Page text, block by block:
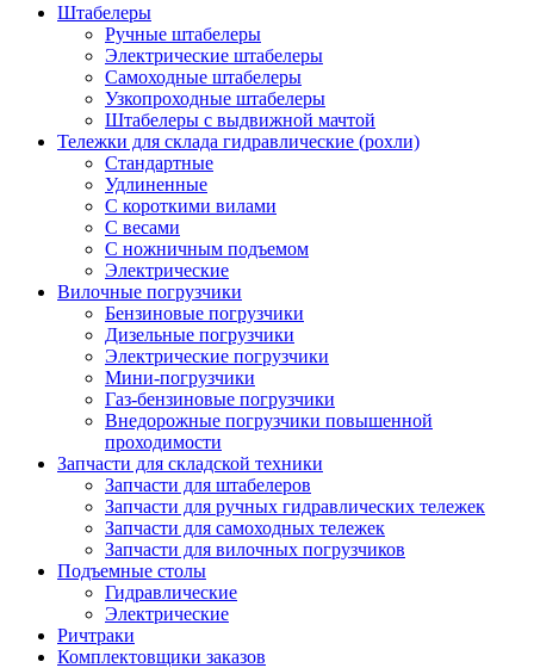
Штабелеры
Ручные штабелеры
Электрические штабелеры
Самоходные штабелеры
Узкопроходные штабелеры
Штабелеры с выдвижной мачтой
Тележки для склада гидравлические (рохли)
Стандартные
Удлиненные
С короткими вилами
С весами
С ножничным подъемом
Электрические
Вилочные погрузчики
Бензиновые погрузчики
Дизельные погрузчики
Электрические погрузчики
Мини-погрузчики
Газ-бензиновые погрузчики
Внедорожные погрузчики повышенной
проходимости
Запчасти для складской техники
Запчасти для штабелеров
Запчасти для ручных гидравлических тележек
Запчасти для самоходных тележек
Запчасти для вилочных погрузчиков
Подъемные столы
Гидравлические
Электрические
Ричтраки
Комплектовщики заказов